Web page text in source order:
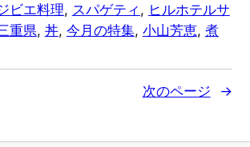
ビエ料理, スパゲティ , ヒルホテルサ
重県, 丼, 今月の特集, 小山芳恵, 煮
次のページ →